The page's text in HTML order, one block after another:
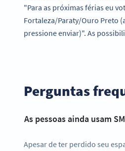
"Para as próximas férias eu
Fortaleza/Paraty/Ouro Preto
pressione enviar)". As
Perguntas
As pessoas ainda usam
Apesar de ter perdido seu